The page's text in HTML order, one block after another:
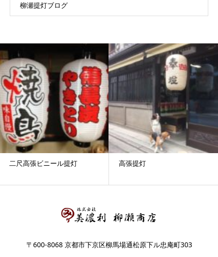
柳瀬提灯ブログ
二尺高張ビニール提灯 高張提灯
〒600-8068 京都市下京区柳馬場通松原下ル忠庵町303